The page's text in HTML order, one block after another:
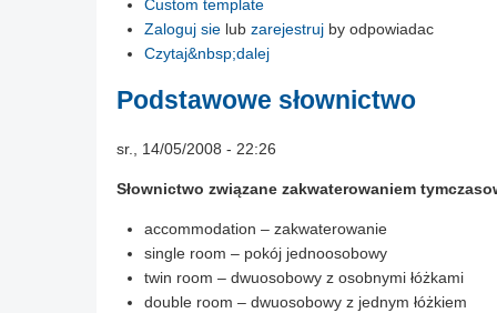
Custom template
Zaloguj sie lub zarejestruj by odpowiadac
Czytaj&nbsp;dalej
Podstawowe słownictwo
sr., 14/05/2008 - 22:26
Słownictwo związane zakwaterowaniem
accommodation – zakwaterowanie
single room – pokój jednoosobowy
twin room – dwuosobowy z osobnymi łóżkami
double room – dwuosobowy z jednym łóżkiem